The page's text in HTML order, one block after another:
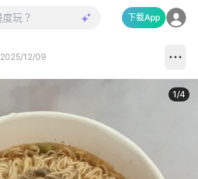
下載App
2025/12/09
1/4